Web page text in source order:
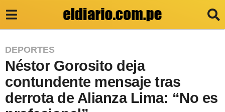
1
a
ñ
o
d
DEPORTES
Néstor Gorosito deja
contundente mensaje tras
derrota de Alianza Lima: “No es